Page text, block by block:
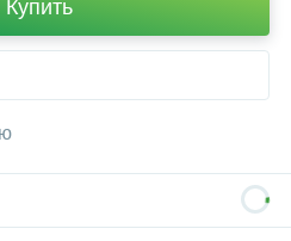
Купить